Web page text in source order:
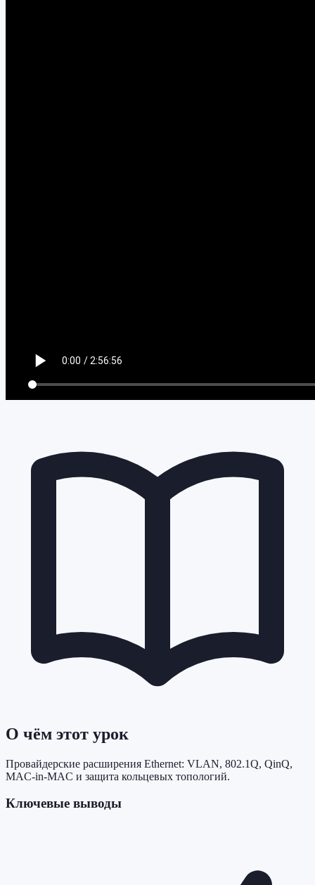
О чём этот урок
Провайдерские расширения Ethernet: VLAN, 802.1Q, QinQ,
MAC-in-MAC и защита кольцевых топологий.
Ключевые выводы